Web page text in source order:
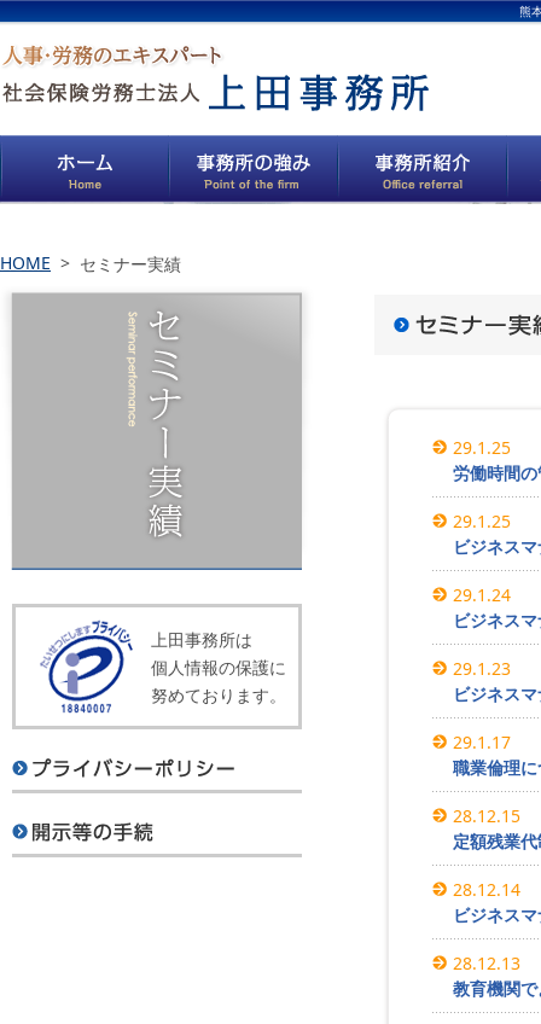
熊
HOME > セミナー実績
29.1.25
労働時間
29.1.25
ビジネス
29.1.24
ビジネス
29.1.23
ビジネス
29.1.17
職業倫理
28.12.15
定額残業
28.12.14
ビジネス
28.12.13
教育機関
上田事務所は
個人情報の保護に
努めております。